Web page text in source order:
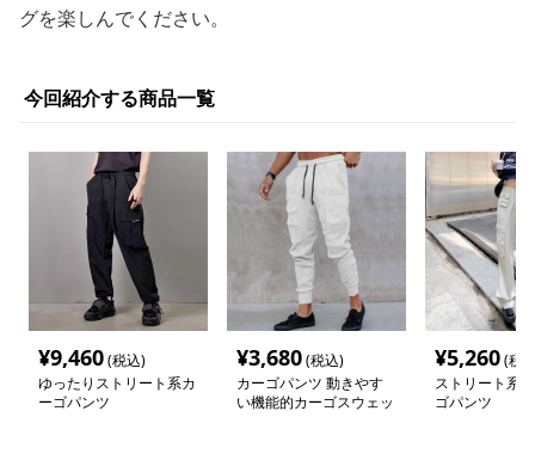
グを楽しんでください。
今回紹介する商品一覧
¥9,460(税込)
ゆったりストリート系カ
ーゴパンツ
¥3,680(税込)
カーゴパンツ 動きやす
い機能的カーゴスウェッ
¥5,260(税
ストリート系
ゴパンツ